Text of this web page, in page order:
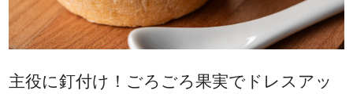
主役に釘付け！ごろごろ果実でドレスアッ